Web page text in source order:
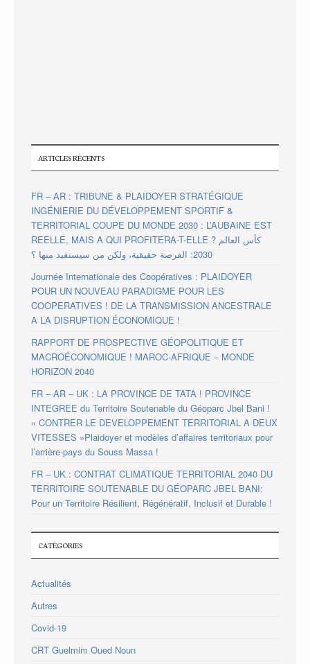
ARTICLES RÉCENTS
FR – AR : TRIBUNE & PLAIDOYER STRATÉGIQUE
INGÉNIERIE DU DÉVELOPPEMENT SPORTIF &
TERRITORIAL COUPE DU MONDE 2030 : L’AUBAINE EST
REELLE, MAIS A QUI PROFITERA-T-ELLE ? كأس العالم
2030: الفرصة حقيقية، ولكن من سيستفيد منها ؟
Journée Internationale des Coopératives : PLAIDOYER
POUR UN NOUVEAU PARADIGME POUR LES
COOPERATIVES ! DE LA TRANSMISSION ANCESTRALE
A LA DISRUPTION ÉCONOMIQUE !
RAPPORT DE PROSPECTIVE GÉOPOLITIQUE ET
MACROÉCONOMIQUE ! MAROC-AFRIQUE – MONDE
HORIZON 2040
FR – AR – UK : LA PROVINCE DE TATA ! PROVINCE
INTEGREE du Territoire Soutenable du Géoparc Jbel Bani !
« CONTRER LE DEVELOPPEMENT TERRITORIAL A DEUX
VITESSES »Plaidoyer et modèles d’affaires territoriaux pour
l’arrière-pays du Souss Massa !
FR – UK : CONTRAT CLIMATIQUE TERRITORIAL 2040 DU
TERRITOIRE SOUTENABLE DU GÉOPARC JBEL BANI:
Pour un Territoire Résilient, Régénératif, Inclusif et Durable !
CATÉGORIES
Actualités
Autres
Covid-19
CRT Guelmim Oued Noun